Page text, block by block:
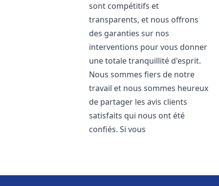
sont compétitifs et
transparents, et nous offrons
des garanties sur nos
interventions pour vous donner
une totale tranquillité d'esprit.
Nous sommes fiers de notre
travail et nous sommes heureux
de partager les avis clients
satisfaits qui nous ont été
confiés. Si vous